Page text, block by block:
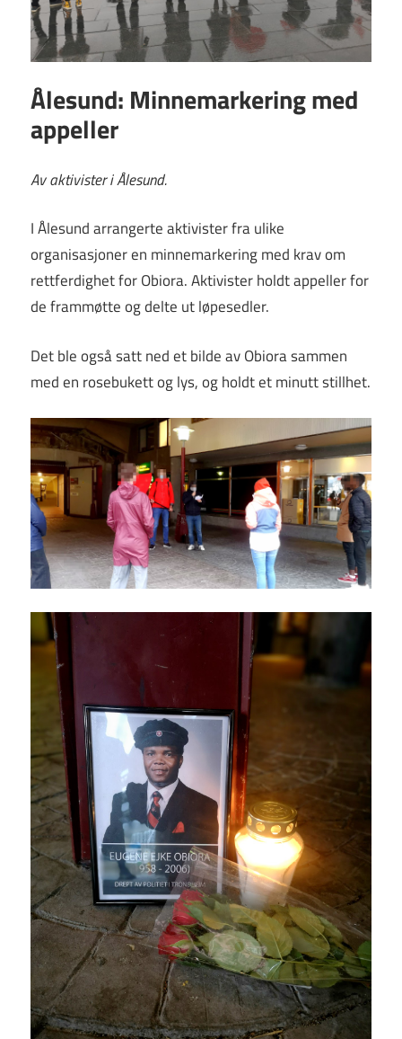
Ålesund: Minnemarkering med
appeller
Av aktivister i Ålesund.
I Ålesund arrangerte aktivister fra ulike
organisasjoner en minnemarkering med krav om
rettferdighet for Obiora. Aktivister holdt appeller for
de frammøtte og delte ut løpesedler.
Det ble også satt ned et bilde av Obiora sammen
med en rosebukett og lys, og holdt et minutt stillhet.